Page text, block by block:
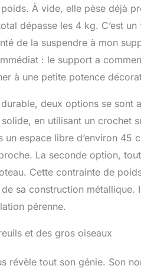
À vide, elle pèse déjà
dépasse les 4 kg. C’est
de la suspendre à mon
: le support a
à une petite potence
deux options se
solide, en utilisant un
un espace libre d’environ
La seconde option,
Cette contrainte de
sa construction
pérenne.
et des gros oiseaux
révèle tout son génie. Son